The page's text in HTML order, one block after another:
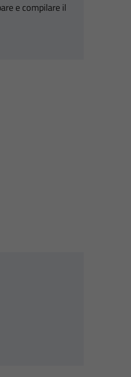
e compilare il